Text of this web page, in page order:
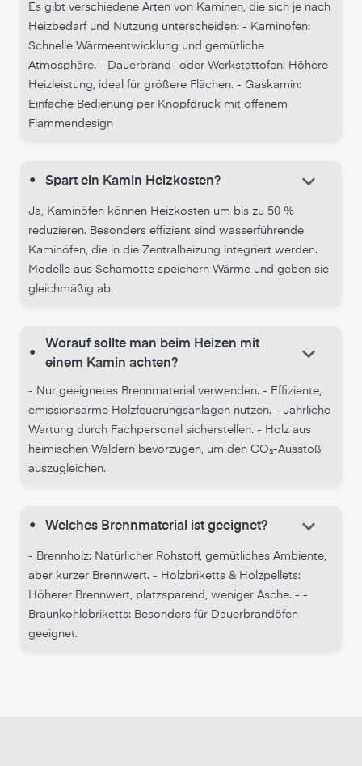
Es gibt verschiedene Arten von Kaminen, die sich je nach
Heizbedarf und Nutzung unterscheiden: - Kaminofen:
Schnelle Wärmeentwicklung und gemütliche
Atmosphäre. - Dauerbrand- oder Werkstattofen: Höhere
Heizleistung, ideal für größere Flächen. - Gaskamin:
Einfache Bedienung per Knopfdruck mit offenem
Flammendesign
• Spart ein Kamin Heizkosten? keyboard_arrow_down
Ja, Kaminöfen können Heizkosten um bis zu 50 %
reduzieren. Besonders effizient sind wasserführende
Kaminöfen, die in die Zentralheizung integriert werden.
Modelle aus Schamotte speichern Wärme und geben sie
gleichmäßig ab.
•
Worauf sollte man beim Heizen mit
einem Kamin achten?
keyboard_arrow_down
- Nur geeignetes Brennmaterial verwenden. - Effiziente,
emissionsarme Holzfeuerungsanlagen nutzen. - Jährliche
Wartung durch Fachpersonal sicherstellen. - Holz aus
heimischen Wäldern bevorzugen, um den CO₂-Ausstoß
auszugleichen.
• Welches Brennmaterial ist geeignet? keyboard_arrow_down
- Brennholz: Natürlicher Rohstoff, gemütliches Ambiente,
aber kurzer Brennwert. - Holzbriketts & Holzpellets:
Höherer Brennwert, platzsparend, weniger Asche. - -
Braunkohlebriketts: Besonders für Dauerbrandöfen
geeignet.